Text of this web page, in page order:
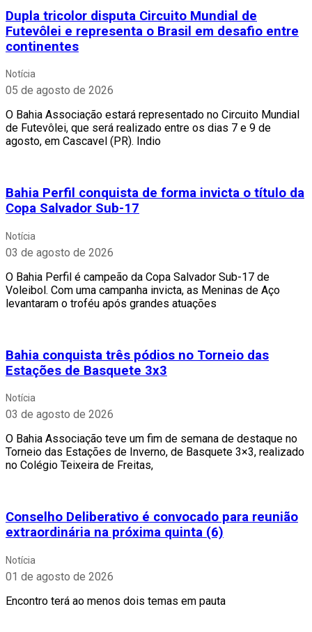
Dupla tricolor disputa Circuito Mundial de
Futevôlei e representa o Brasil em desafio entre
continentes
Notícia
05 de agosto de 2026
O Bahia Associação estará representado no Circuito Mundial
de Futevôlei, que será realizado entre os dias 7 e 9 de
agosto, em Cascavel (PR). Indio
Bahia Perfil conquista de forma invicta o título da
Copa Salvador Sub-17
Notícia
03 de agosto de 2026
O Bahia Perfil é campeão da Copa Salvador Sub-17 de
Voleibol. Com uma campanha invicta, as Meninas de Aço
levantaram o troféu após grandes atuações
Bahia conquista três pódios no Torneio das
Estações de Basquete 3x3
Notícia
03 de agosto de 2026
O Bahia Associação teve um fim de semana de destaque no
Torneio das Estações de Inverno, de Basquete 3×3, realizado
no Colégio Teixeira de Freitas,
Conselho Deliberativo é convocado para reunião
extraordinária na próxima quinta (6)
Notícia
01 de agosto de 2026
Encontro terá ao menos dois temas em pauta